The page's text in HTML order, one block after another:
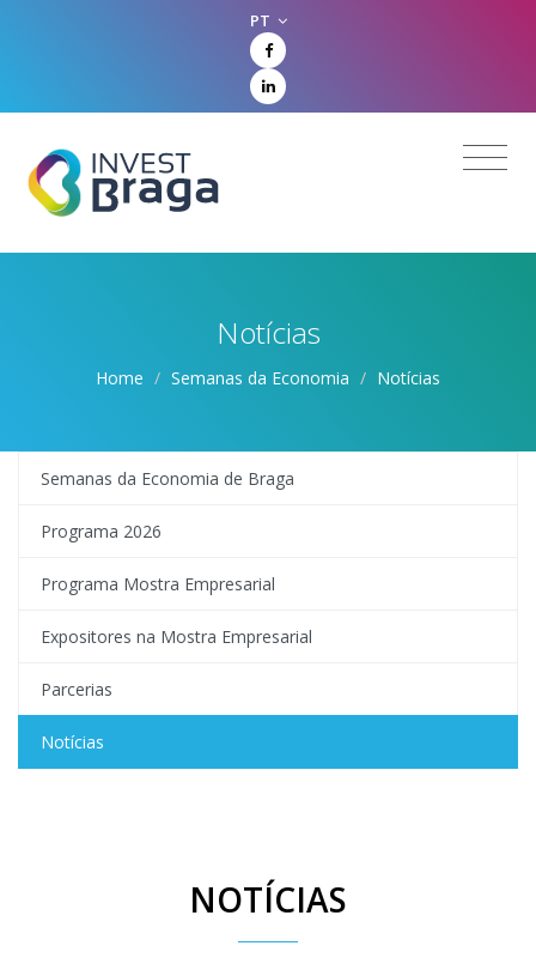
PT
Notícias
Home / Semanas da Economia / Notícias
Semanas da Economia de Braga
Programa 2026
Programa Mostra Empresarial
Expositores na Mostra Empresarial
Parcerias
Notícias
NOTÍCIAS